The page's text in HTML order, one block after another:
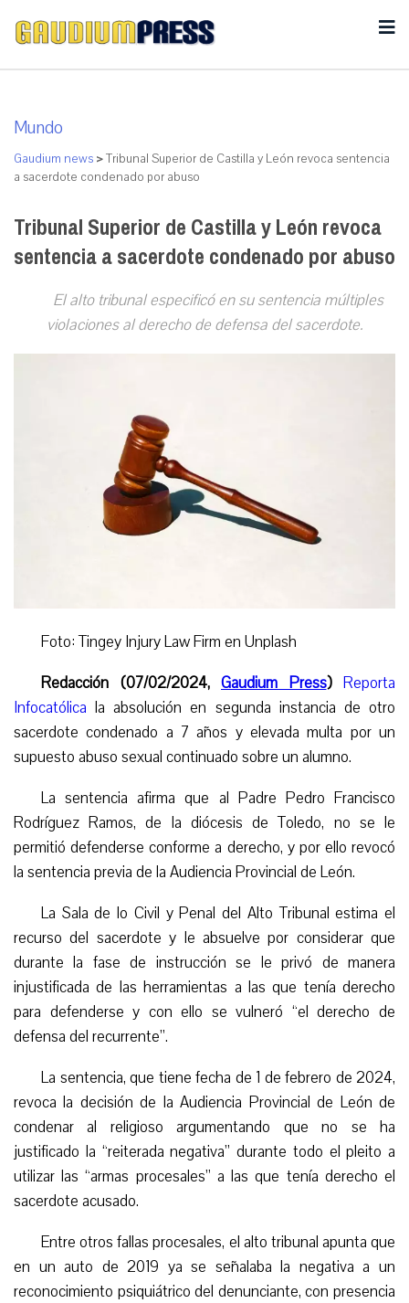
Mundo
Gaudium news >Tribunal Superior de Castilla y León revoca sentencia
a sacerdote condenado por abuso
Tribunal Superior de Castilla y León revoca
sentencia a sacerdote condenado por abuso
El alto tribunal especificó en su sentencia múltiples
violaciones al derecho de defensa del sacerdote.
Foto: Tingey Injury Law Firm en Unplash
Redacción (07/02/2024, Gaudium Press) Reporta
Infocatólica la absolución en segunda instancia de otro
sacerdote condenado a 7 años y elevada multa por un
supuesto abuso sexual continuado sobre un alumno.
La sentencia afirma que al Padre Pedro Francisco
Rodríguez Ramos, de la diócesis de Toledo, no se le
permitió defenderse conforme a derecho, y por ello revocó
la sentencia previa de la Audiencia Provincial de León.
La Sala de lo Civil y Penal del Alto Tribunal estima el
recurso del sacerdote y le absuelve por considerar que
durante la fase de instrucción se le privó de manera
injustificada de las herramientas a las que tenía derecho
para defenderse y con ello se vulneró “el derecho de
defensa del recurrente”.
La sentencia, que tiene fecha de 1 de febrero de 2024,
revoca la decisión de la Audiencia Provincial de León de
condenar al religioso argumentando que no se ha
justificado la “reiterada negativa” durante todo el pleito a
utilizar las “armas procesales” a las que tenía derecho el
sacerdote acusado.
Entre otros fallas procesales, el alto tribunal apunta que
en un auto de 2019 ya se señalaba la negativa a un
reconocimiento psiquiátrico del denunciante, con presencia